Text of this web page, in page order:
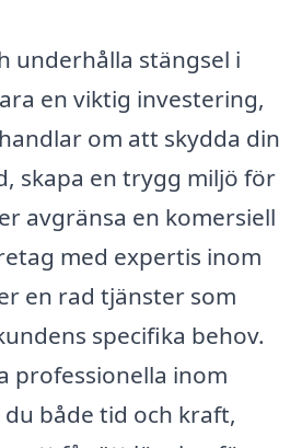
underhålla stängsel i
en viktig investering,
om att skydda din
skapa en trygg miljö för
avgränsa en komersiell
med expertis inom
en rad tjänster som
specifika behov.
professionella inom
både tid och kraft,